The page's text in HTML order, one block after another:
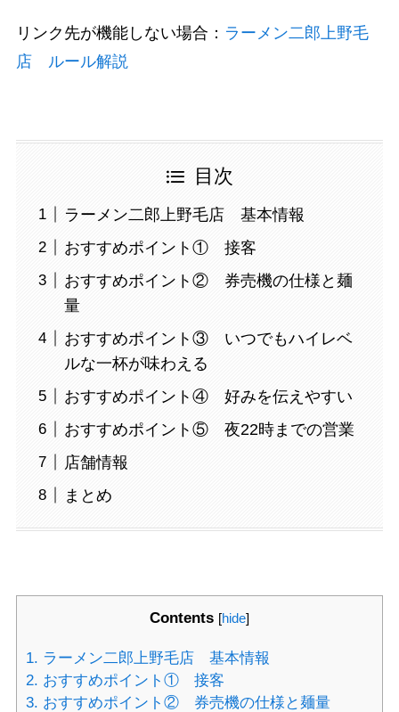
リンク先が機能しない場合： ラーメン二郎上野毛
店 ルール解説
目次
ラーメン二郎上野毛店 基本情報
おすすめポイント① 接客
おすすめポイント② 券売機の仕様と麺
量
おすすめポイント③ いつでもハイレベ
ルな一杯が味わえる
おすすめポイント④ 好みを伝えやすい
おすすめポイント⑤ 夜22時までの営業
店舗情報
まとめ
Contents [hide]
1. ラーメン二郎上野毛店 基本情報
2. おすすめポイント① 接客
3. おすすめポイント② 券売機の仕様と麺量